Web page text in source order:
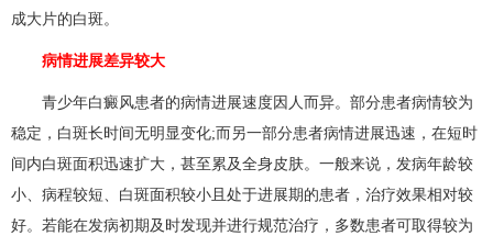
成大片的白斑。
病情进展差异较大
青少年白癜风患者的病情进展速度因人而异。部分患者病情较为
稳定，白斑长时间无明显变化;而另一部分患者病情进展迅速，在短时
间内白斑面积迅速扩大，甚至累及全身皮肤。一般来说，发病年龄较
小、病程较短、白斑面积较小且处于进展期的患者，治疗效果相对较
好。若能在发病初期及时发现并进行规范治疗，多数患者可取得较为